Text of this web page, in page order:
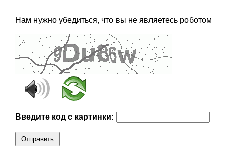
Нам нужно убедиться, что вы не являетесь роботом
Введите код с картинки:
Отправить